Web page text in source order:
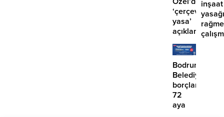
‘çerçeve
yasa’
açıklaması:
‘İmza
atma
çabamız
yok’
inşaat
Bodrum
borçlara
72
aya